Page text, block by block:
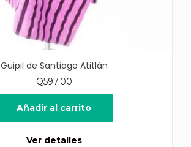
Güipil de Santiago Atitlán
Q597.00
Añadir al carrito
Ver detalles